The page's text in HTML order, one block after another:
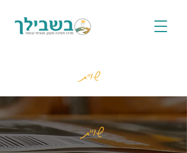
שו"ת
שו"ת